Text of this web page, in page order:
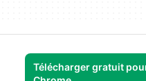
Télécharger gratuit